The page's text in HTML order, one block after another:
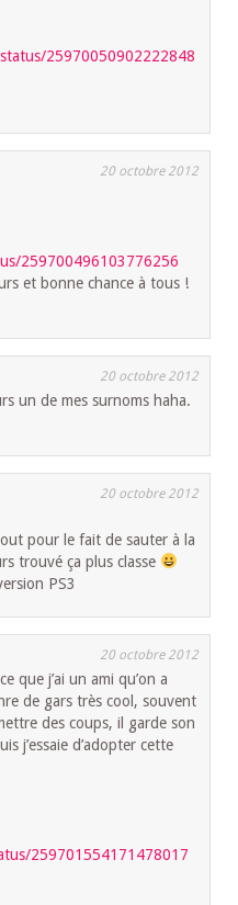
25970050902222848
20 octobre 2012
259700496103776256
et bonne chance à tous !
20 octobre 2012
un de mes surnoms haha.
20 octobre 2012
pour le fait de sauter à la
trouvé ça plus classe
PS3
20 octobre 2012
que j’ai un ami qu’on a
de gars très cool, souvent
des coups, il garde son
j’essaie d’adopter cette
259701554171478017